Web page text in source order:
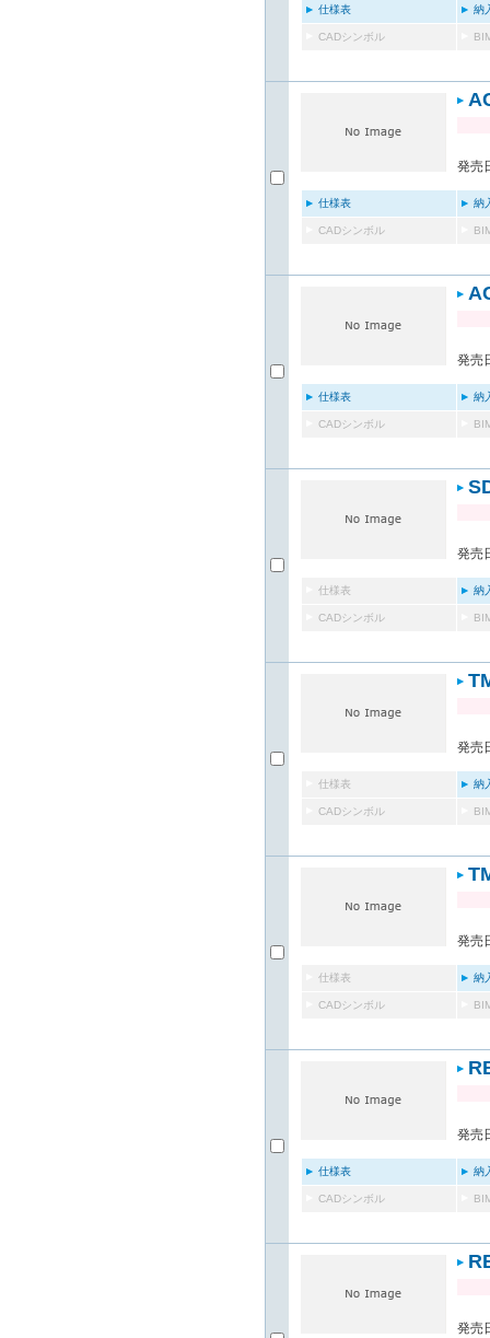
仕様表 納
CADシンボル
発売
仕様表 納
CADシンボル
発売
仕様表 納
CADシンボル
発売
仕様表 納
CADシンボル
発売
仕様表 納
CADシンボル
発売
仕様表 納
CADシンボル
発売
仕様表 納
CADシンボル
発売